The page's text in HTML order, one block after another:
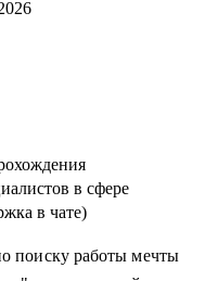
в сфере
в чате)
поиску работы мечты